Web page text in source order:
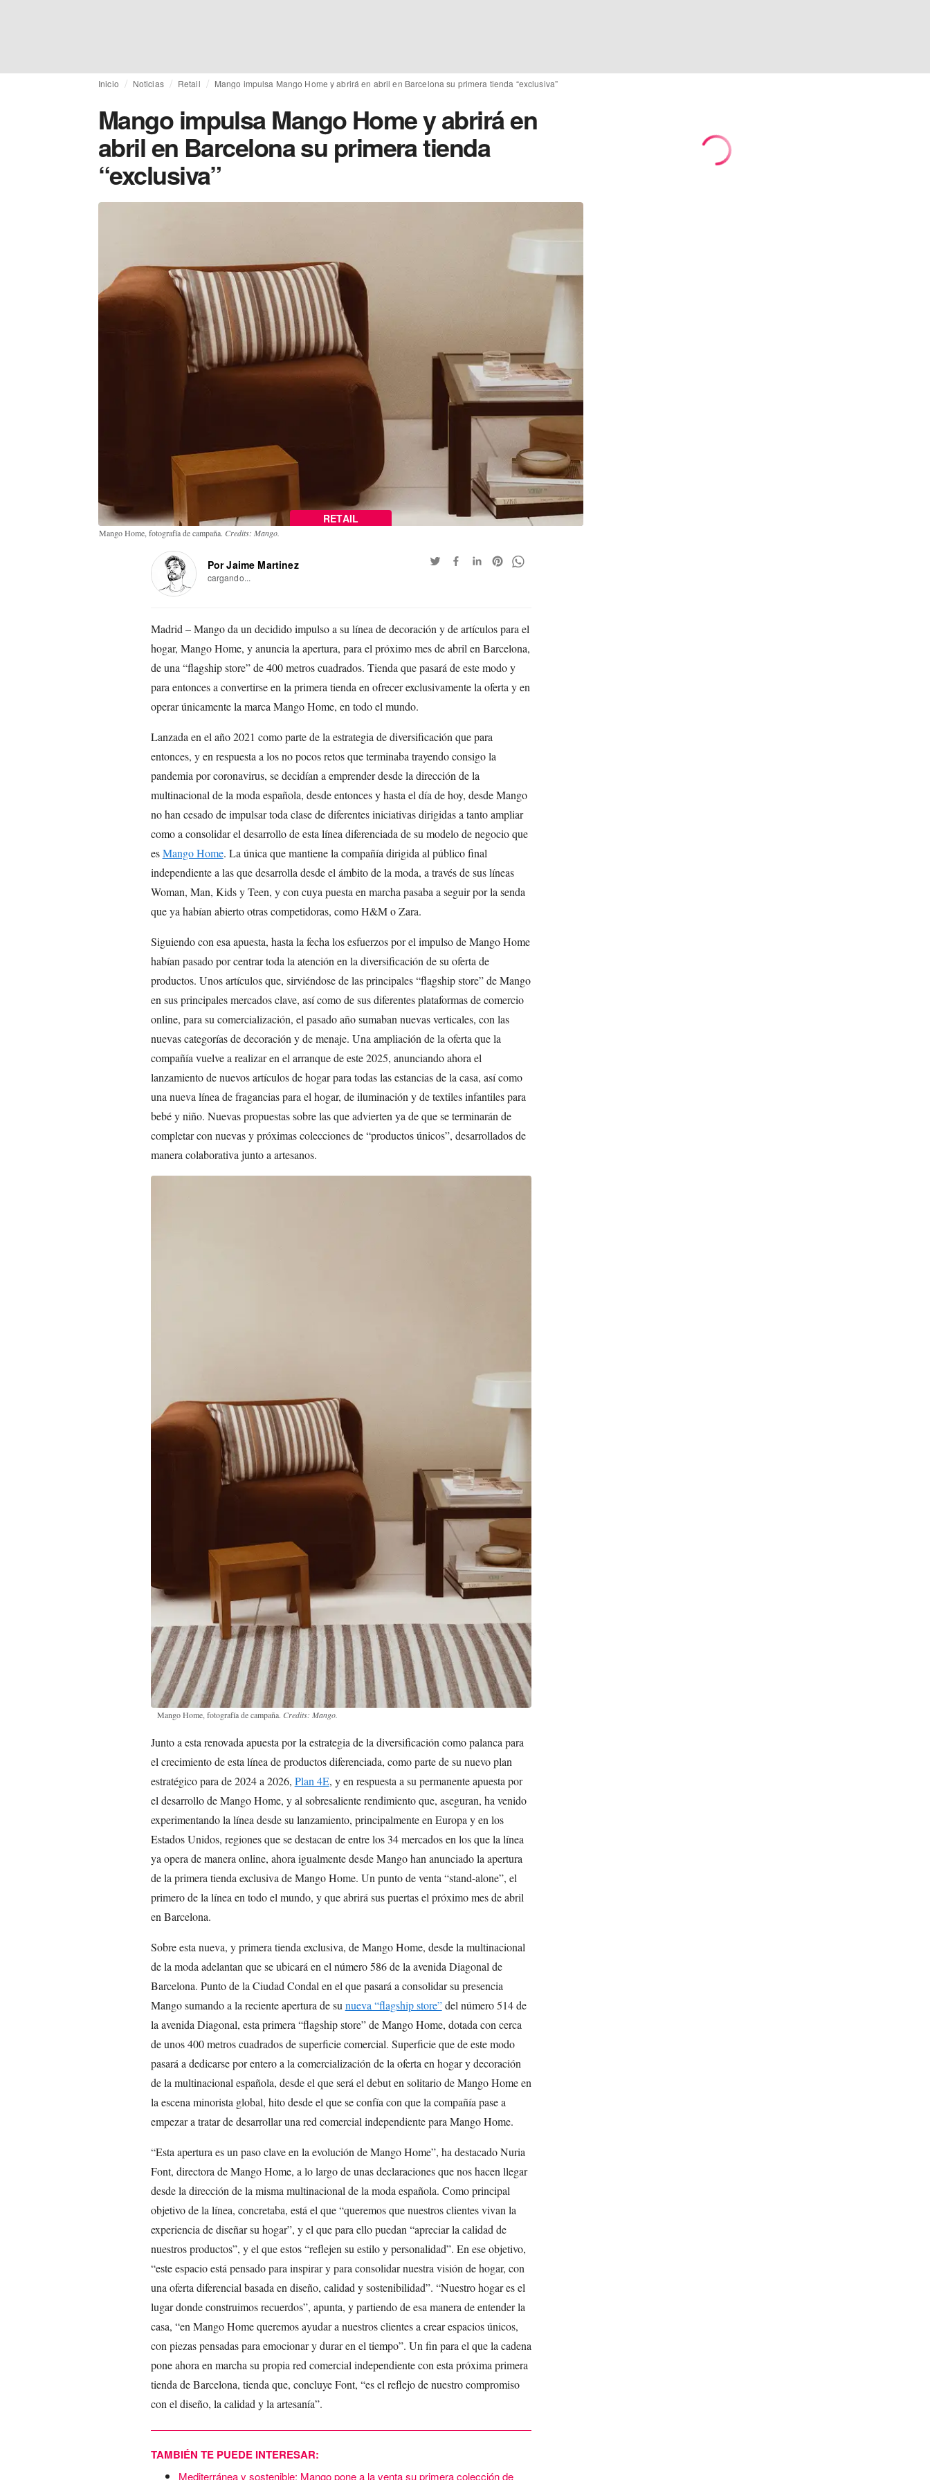
Inicio Noticias Retail Mango impulsa Mango Home y abrirá en abril en Barcelona su primera tienda “exclusiva”
Mango impulsa Mango Home y abrirá en
abril en Barcelona su primera tienda
“exclusiva”
RETAIL
Mango Home, fotografía de campaña. Credits: Mango.
Por Jaime Martinez
cargando...
Madrid – Mango da un decidido impulso a su línea de decoración y de artículos para el
hogar, Mango Home, y anuncia la apertura, para el próximo mes de abril en Barcelona,
de una “flagship store” de 400 metros cuadrados. Tienda que pasará de este modo y
para entonces a convertirse en la primera tienda en ofrecer exclusivamente la oferta y en
operar únicamente la marca Mango Home, en todo el mundo.
Lanzada en el año 2021 como parte de la estrategia de diversificación que para
entonces, y en respuesta a los no pocos retos que terminaba trayendo consigo la
pandemia por coronavirus, se decidían a emprender desde la dirección de la
multinacional de la moda española, desde entonces y hasta el día de hoy, desde Mango
no han cesado de impulsar toda clase de diferentes iniciativas dirigidas a tanto ampliar
como a consolidar el desarrollo de esta línea diferenciada de su modelo de negocio que
esMango Home. La única que mantiene la compañía dirigida al público final
independiente a las que desarrolla desde el ámbito de la moda, a través de sus líneas
Woman, Man, Kids y Teen, y con cuya puesta en marcha pasaba a seguir por la senda
que ya habían abierto otras competidoras, como H&M o Zara.
Siguiendo con esa apuesta, hasta la fecha los esfuerzos por el impulso de Mango Home
habían pasado por centrar toda la atención en la diversificación de su oferta de
productos. Unos artículos que, sirviéndose de las principales “flagship store” de Mango
en sus principales mercados clave, así como de sus diferentes plataformas de comercio
online, para su comercialización, el pasado año sumaban nuevas verticales, con las
nuevas categorías de decoración y de menaje. Una ampliación de la oferta que la
compañía vuelve a realizar en el arranque de este 2025, anunciando ahora el
lanzamiento de nuevos artículos de hogar para todas las estancias de la casa, así como
una nueva línea de fragancias para el hogar, de iluminación y de textiles infantiles para
bebé y niño. Nuevas propuestas sobre las que advierten ya de que se terminarán de
completar con nuevas y próximas colecciones de “productos únicos”, desarrollados de
manera colaborativa junto a artesanos.
Mango Home, fotografía de campaña. Credits: Mango.
Junto a esta renovada apuesta por la estrategia de la diversificación como palanca para
el crecimiento de esta línea de productos diferenciada, como parte de su nuevo plan
estratégico para de 2024 a 2026, Plan 4E, y en respuesta a su permanente apuesta por
el desarrollo de Mango Home, y al sobresaliente rendimiento que, aseguran, ha venido
experimentando la línea desde su lanzamiento, principalmente en Europa y en los
Estados Unidos, regiones que se destacan de entre los 34 mercados en los que la línea
ya opera de manera online, ahora igualmente desde Mango han anunciado la apertura
de la primera tienda exclusiva de Mango Home. Un punto de venta “stand-alone”, el
primero de la línea en todo el mundo, y que abrirá sus puertas el próximo mes de abril
en Barcelona.
Sobre esta nueva, y primera tienda exclusiva, de Mango Home, desde la multinacional
de la moda adelantan que se ubicará en el número 586 de la avenida Diagonal de
Barcelona. Punto de la Ciudad Condal en el que pasará a consolidar su presencia
Mango sumando a la reciente apertura de su nueva “flagship store”del número 514 de
la avenida Diagonal, esta primera “flagship store” de Mango Home, dotada con cerca
de unos 400 metros cuadrados de superficie comercial. Superficie que de este modo
pasará a dedicarse por entero a la comercialización de la oferta en hogar y decoración
de la multinacional española, desde el que será el debut en solitario de Mango Home en
la escena minorista global, hito desde el que se confía con que la compañía pase a
empezar a tratar de desarrollar una red comercial independiente para Mango Home.
“Esta apertura es un paso clave en la evolución de Mango Home”, ha destacado Nuria
Font, directora de Mango Home, a lo largo de unas declaraciones que nos hacen llegar
desde la dirección de la misma multinacional de la moda española. Como principal
objetivo de la línea, concretaba, está el que “queremos que nuestros clientes vivan la
experiencia de diseñar su hogar”, y el que para ello puedan “apreciar la calidad de
nuestros productos”, y el que estos “reflejen su estilo y personalidad”. En ese objetivo,
“este espacio está pensado para inspirar y para consolidar nuestra visión de hogar, con
una oferta diferencial basada en diseño, calidad y sostenibilidad”. “Nuestro hogar es el
lugar donde construimos recuerdos”, apunta, y partiendo de esa manera de entender la
casa, “en Mango Home queremos ayudar a nuestros clientes a crear espacios únicos,
con piezas pensadas para emocionar y durar en el tiempo”. Un fin para el que la cadena
pone ahora en marcha su propia red comercial independiente con esta próxima primera
tienda de Barcelona, tienda que, concluye Font, “es el reflejo de nuestro compromiso
con el diseño, la calidad y la artesanía”.
TAMBIÉN TE PUEDE INTERESAR:
Mediterránea y sostenible: Mango pone a la venta su primera colección de